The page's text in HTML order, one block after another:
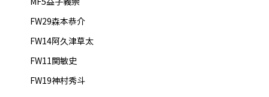
FW29森本恭介
FW14阿久津草太
FW11関敏史
FW19神村秀斗